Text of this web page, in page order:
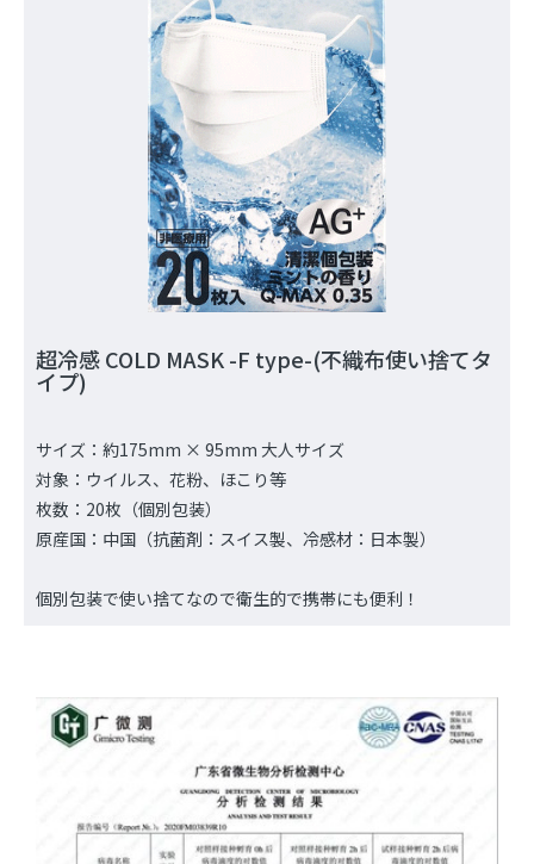
超冷感 COLD MASK -F type-(不織布使い捨てタ
イプ)
サイズ：約175mm × 95mm 大人サイズ
対象：ウイルス、花粉、ほこり等
枚数：20枚（個別包装）
原産国：中国（抗菌剤：スイス製、冷感材：日本製）
個別包装で使い捨てなので衛生的で携帯にも便利！